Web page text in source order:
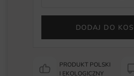
DODAJ DO
PRODUKT POLSKI
I EKOLOGICZNY